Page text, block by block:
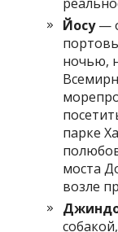
Йосу—
ночью,
парке
моста
возле